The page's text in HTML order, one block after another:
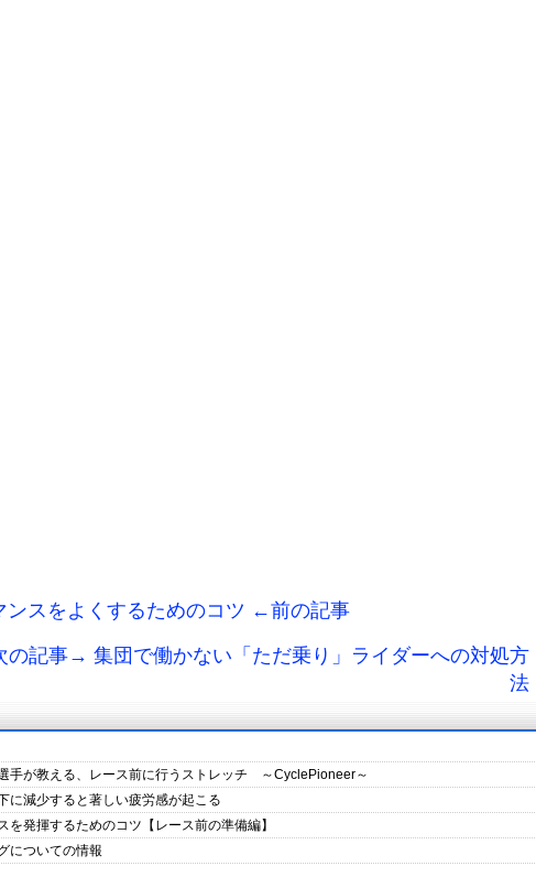
ンスをよくするためのコツ ←前の記事
の記事→ 集団で働かない「ただ乗り」ライダーへの対処方
法
手が教える、レース前に行うストレッチ ～CyclePioneer～
に減少すると著しい疲労感が起こる
を発揮するためのコツ【レース前の準備編】
についての情報